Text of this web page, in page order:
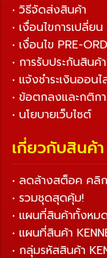
• วิธีจัดส่งสินค้า
• เงื่อนไขการเปลี่
• เงื่อนไข PRE-
• การรับประกันสินค้า
• แจ้งชำระเงินออน
• ข้อตกลงและกติกา
• นโยบายเว็บไซต์
เกี่ยวกับสินค้า
• ลดล้างสต็อค คลิ
• รวมชุดสุดคุ้ม!
• แผนที่สินค้าทั้งหม
• แผนที่สินค้า
• กลุ่มรหัสสินค้า